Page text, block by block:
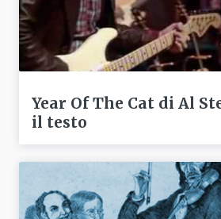
Year Of The Cat di Al
il testo